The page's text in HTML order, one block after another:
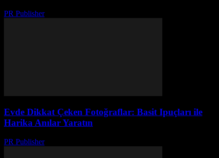
PR Publisher-
Evde Dikkat Çeken Fotoğraflar: Basit Ipuçları ile
Harika Anılar Yaratın
PR Publisher-